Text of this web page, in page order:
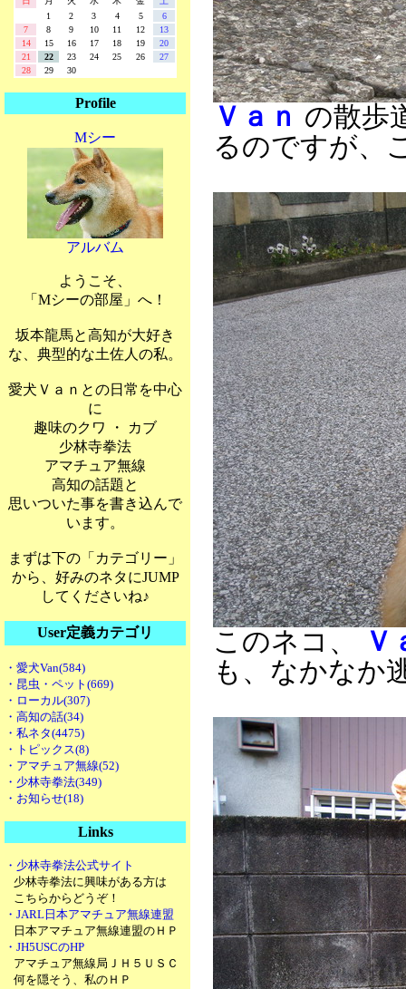
1
2 3 4 5
6
7
8 9 10 11 12
13
14
15 16 17 18 19
20
21
22 23 24 25 26
27
28
29 30
Profile
Mシー
アルバム
ようこそ、
「Mシーの部屋」へ！
坂本龍馬と高知が大好き
な、典型的な土佐人の私。
愛犬Ｖａｎとの日常を中心
に
趣味のクワ ・ カブ
少林寺拳法
アマチュア無線
高知の話題と
思いついた事を書き込んで
います。
まずは下の「カテゴリー」
から、好みのネタにJUMP
してくださいね♪
User定義カテゴリ
・愛犬Van(584)
・昆虫・ペット(669)
・ローカル(307)
・高知の話(34)
・私ネタ(4475)
・トピックス(8)
・アマチュア無線(52)
・少林寺拳法(349)
・お知らせ(18)
Links
・少林寺拳法公式サイト
少林寺拳法に興味がある方は
こちらからどうぞ！
・JARL日本アマチュア無線連盟
日本アマチュア無線連盟のＨＰ
・JH5USCのHP
アマチュア無線局ＪＨ５ＵＳＣ
何を隠そう、私のＨＰ
Ｖａｎ の散歩
るのですが、
このネコ、
Ｖ
も、なかなか